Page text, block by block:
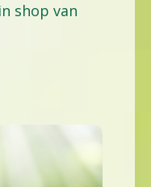
shop van